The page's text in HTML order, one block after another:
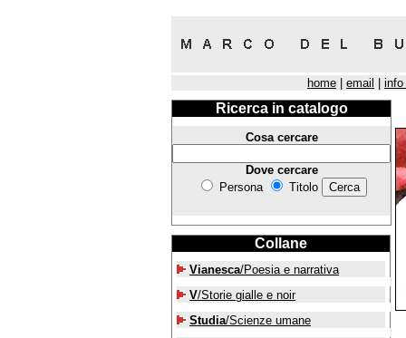
home email info
Ricerca in catalogo
Cosa cercare
Dove cercare
Persona
Titolo
Collane
Vianesca/Poesia e narrativa
V/Storie gialle e noir
Studia/Scienze umane